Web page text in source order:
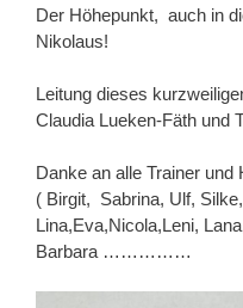
Der Höhepunkt, auch in
Nikolaus!
Leitung dieses
Claudia Lueken-Fäth und
Danke an alle Trainer und
( Birgit, Sabrina, Ulf,
Lina,Eva,Nicola,Leni,
Barbara ……………